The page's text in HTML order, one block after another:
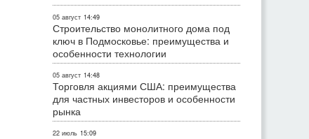
05 август 14:49
Строительство монолитного дома под
ключ в Подмосковье: преимущества и
особенности технологии
05 август 14:48
Торговля акциями США: преимущества
для частных инвесторов и особенности
рынка
22 июль 15:09